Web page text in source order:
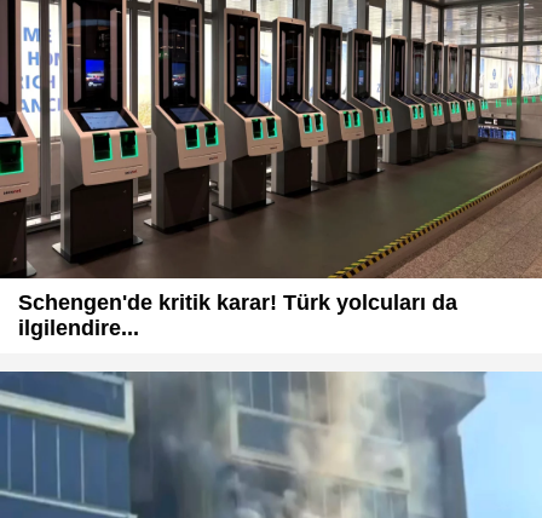
Schengen'de kritik karar! Türk yolcuları da
ilgilendire...